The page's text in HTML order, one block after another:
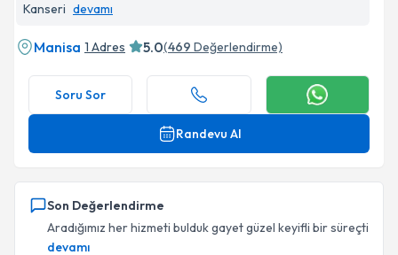
Kanseri devamı
Manisa 1 Adres 5.0(469 Değerlendirme)
Soru Sor
Randevu Al
Son Değerlendirme
Aradığımız her hizmeti bulduk gayet güzel keyifli bir süreçti
devamı